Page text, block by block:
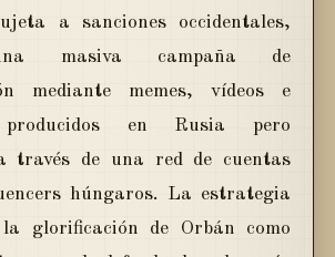
a sanciones occidentales,
masiva campaña de
mediante memes, vídeos e
en Rusia pero
través de una red de cuentas
húngaros. La estrategia
la glorificación de Orbán como